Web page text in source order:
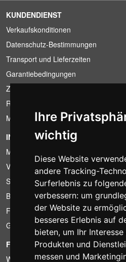
Ihre
wichtig
Diese Website
andere Tracking-
Surferlebnis zu
verbessern: um
der Website zu
besseres Erlebnis auf
bieten, um Ihr
Produkten und
messen und
KUNDENDIENST
Verkaufskonditionen
Datenschutz-Bestimmungen
Transport und Lieferzeiten
Garantiebedingungen
Zahlungsbedingungen
Ruecktrittsrecht
MwSt-Bedingungen
INFORMATION
Mietbedingungen
Verkaufsangebote
Sparpakete
Billiger gefunden?
Finanzierung
Gebrauchtartikel
FOTOCOLOMBO.IT
Wer wir sind